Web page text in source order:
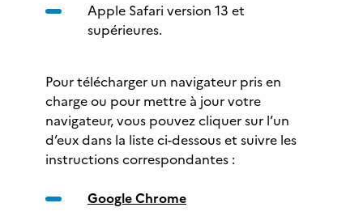
Apple Safari version 13 et
supérieures.
Pour télécharger un navigateur pris en
charge ou pour mettre à jour votre
navigateur, vous pouvez cliquer sur l’un
d’eux dans la liste ci-dessous et suivre les
instructions correspondantes :
Google Chrome